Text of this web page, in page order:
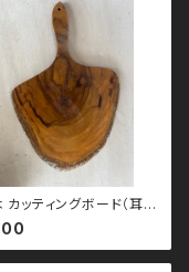
ッティングボード（耳付